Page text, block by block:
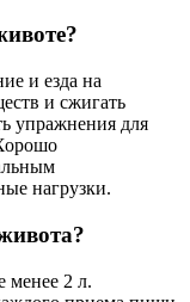
и езда на
и сжигать
упражнения для
нагрузки.
менее 2 л.